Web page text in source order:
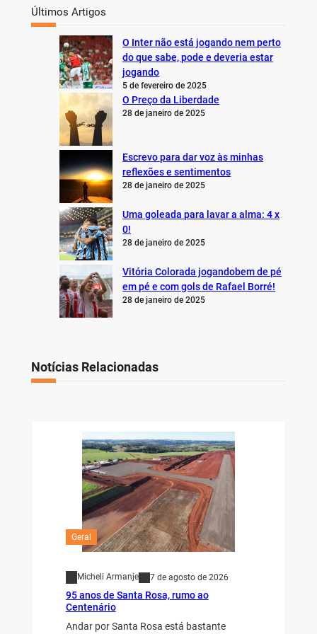
Últimos Artigos
O Inter não está jogando nem perto
do que sabe, pode e deveria estar
jogando
5 de fevereiro de 2025
O Preço da Liberdade
28 de janeiro de 2025
Escrevo para dar voz às minhas
reflexões e sentimentos
28 de janeiro de 2025
Uma goleada para lavar a alma: 4 x
0!
28 de janeiro de 2025
Vitória Colorada jogandobem de pé
em pé e com gols de Rafael Borré!
28 de janeiro de 2025
Notícias Relacionadas
Geral
Micheli Armanje 7 de agosto de 2026
95 anos de Santa Rosa, rumo ao
Centenário
Andar por Santa Rosa está bastante